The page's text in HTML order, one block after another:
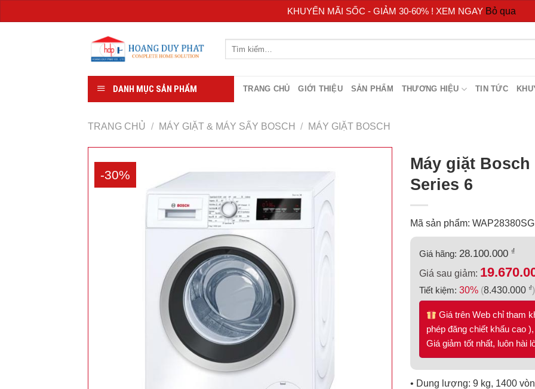
KHUYẾN MÃI SỐC - GIẢM 30-60% ! XEM NGAY Bỏ qua
DANH MỤC SẢN PHẨM TRANG CHỦ GIỚI THIỆU SẢN PHẨM THƯƠNG HIỆU TIN TỨC
TRANG CHỦ / MÁY GIẶT & MÁY SẤY BOSCH / MÁY GIẶT BOSCH
-30%
Máy giặt Bosch
Series 6
Mã sản phẩm: WAP28380SG
Giá hãng: 28.100.000 ₫
Giá sau giảm:
Tiết kiệm: 30% (8.430.000 ₫)
Giá trên Web chỉ tham
phép đăng chiết khấu cao
Giá giảm tốt nhất, luôn hài
• Dung lượng: 9 kg, 1400